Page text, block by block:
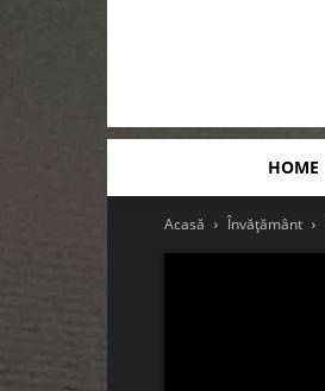
HOME
Acasă Învățământ